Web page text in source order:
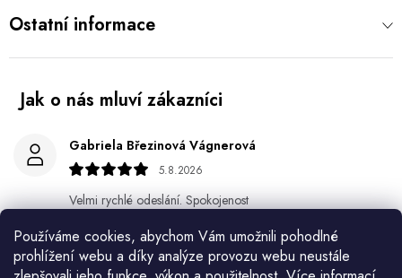
Používáme cookies, abychom Vám umožnili pohodlné
prohlížení webu a díky analýze provozu webu neustále
Ostatní informace
Gabriela Březinová Vágnerová
5.8.2026
Velmi rychlé odeslání. Spokojenost
HELENA MINAŘÍKOVÁ
5.8.2026